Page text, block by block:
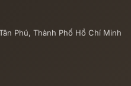
Phú, Thành Phố Hồ Chí Minh